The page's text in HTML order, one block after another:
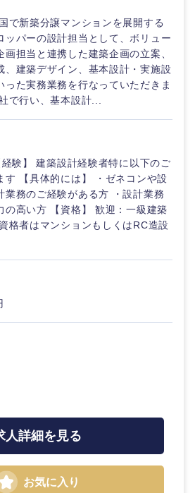
で新築分譲マンションを展開する
ッパーの設計担当として、ボリュー
画担当と連携した建築企画の立案、
、建築デザイン、基本設計・実施設
った実務業務を行なっていただきま
で行い、基本設計...
経験】 建築設計経験者特に以下のご
す 【具体的には】 ・ゼネコンや設
業務のご経験がある方 ・設計業務
の高い方 【資格】 歓迎：一級建築
格者はマンションもしくはRC造設
人詳細を見る
お気に入り